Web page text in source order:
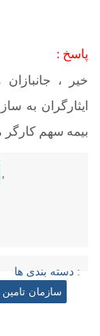
پاسخ :
خیر ، جانبازان
بیمه سهم
دسته بندی ها :
سازمان